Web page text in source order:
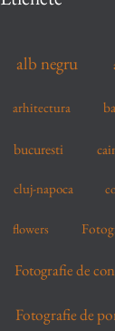
alb negru
arhitectura
bucuresti
cluj-napoca
flowers
Fotografie de
Fotografie de